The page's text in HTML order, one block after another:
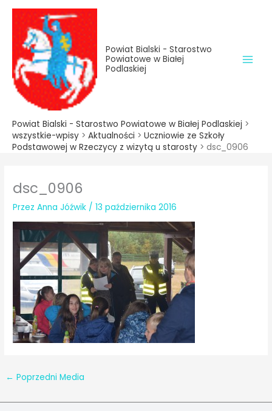
treści
Przejdź
treści
Powiat Bialski - Starostwo
Powiatowe w Białej
Podlaskiej
Powiat Bialski - Starostwo Powiatowe w Białej Podlaskiej >
wszystkie-wpisy > Aktualności > Uczniowie ze Szkoły
Podstawowej w Rzeczycy z wizytą u starosty > dsc_0906
dsc_0906
PrzezAnna Jóźwik /13 października 2016
← Poprzedni Media